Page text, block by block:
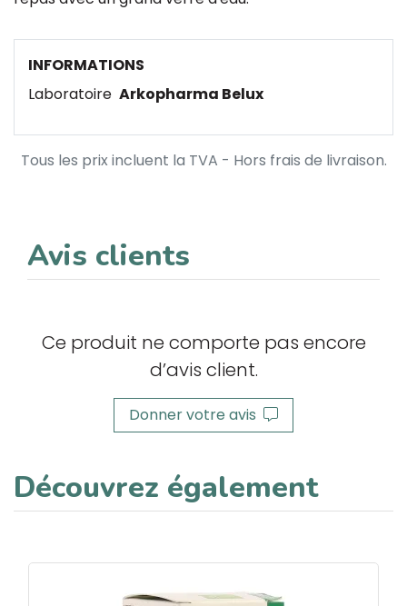
INFORMATIONS
Laboratoire Arkopharma Belux
Tous les prix incluent la TVA - Hors frais de livraison.
Avis clients
Ce produit ne comporte pas encore
d’avis client.
Donner votre avis
Découvrez également